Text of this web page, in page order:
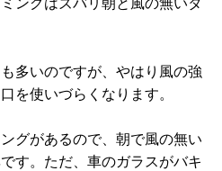
ングはズバリ朝と風の無いタ
多いのですが、やはり風の強
を使いづらくなります。
グがあるので、朝で風の無い
す。ただ、車のガラスがバキ